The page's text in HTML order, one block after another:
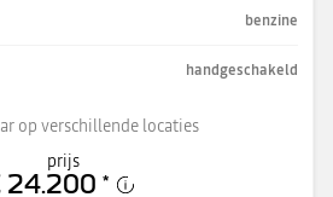
benzine
handgeschakeld
op verschillende locaties
prijs
24.200 *